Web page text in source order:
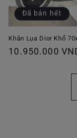
Đã bán hết
Khăn Lụa Dior Khổ
Giá
10.950.000